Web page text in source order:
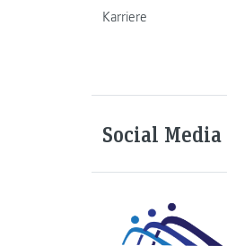
Karriere
Social Media